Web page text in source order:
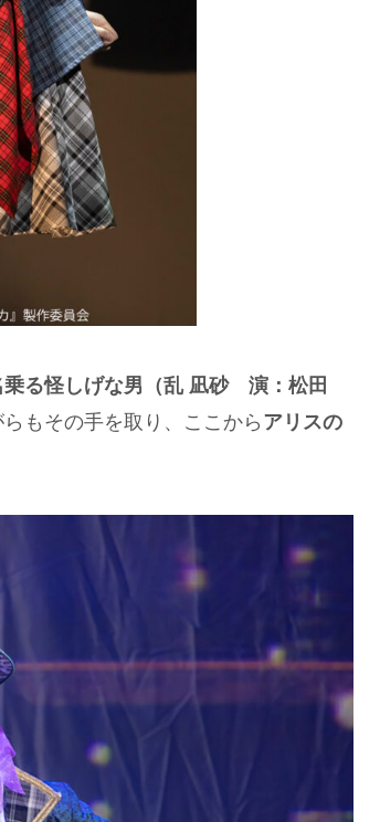
乗る怪しげな男（乱 凪砂 演：松田
もその手を取り、ここからアリスの